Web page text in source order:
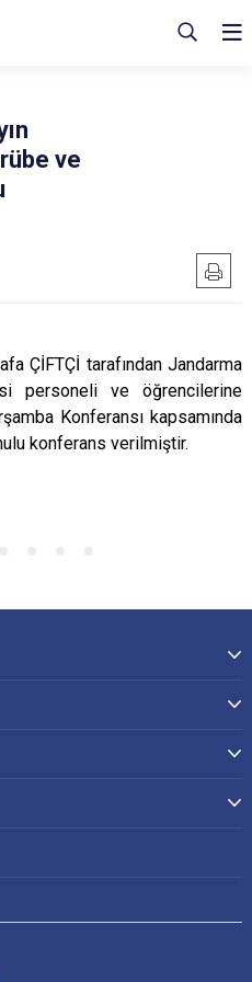
ve
ÇİFTÇİ tarafından Jandarma
personeli ve öğrencilerine
Konferansı kapsamında
konferans verilmiştir.